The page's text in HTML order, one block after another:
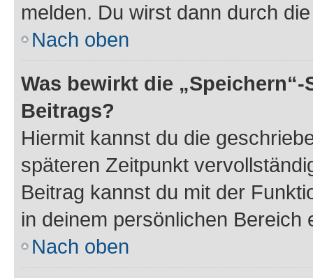
melden. Du wirst dann durch
Nach oben
Was bewirkt die
Beitrags?
Hiermit kannst du die
späteren Zeitpunkt
Beitrag kannst du mit der
in deinem persönlichen Bereich
Nach oben